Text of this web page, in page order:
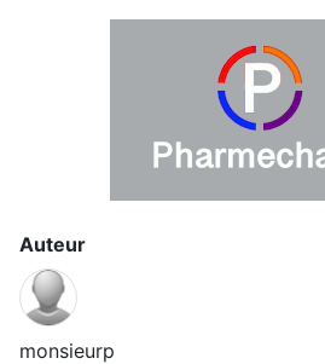
Auteur
monsieurp